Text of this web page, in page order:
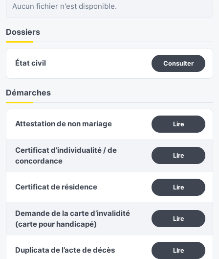
Aucun fichier n'est disponible.
Dossiers
État civil Consulter
Démarches
Attestation de non mariage Lire
Certificat d’individualité / de
concordance
Lire
Certificat de résidence Lire
Demande de la carte d’invalidité
(carte pour handicapé)
Lire
Duplicata de l’acte de décès Lire